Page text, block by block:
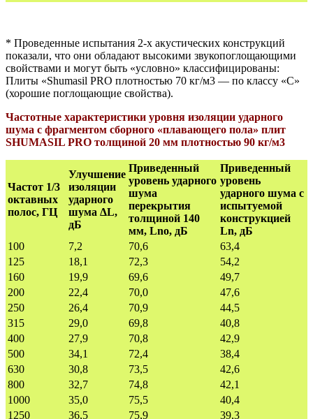
* Проведенные испытания 2-х акустических конструкций
показали, что они обладают высокими звукопоглощающими
свойствами и могут быть «условно» классифицированы:
Плиты «Shumasil PRO плотностью 70 кг/м3 — по классу «С»
(хорошие поглощающие свойства).
Частотные характеристики уровня изоляции ударного
шума с фрагментом сборного «плавающего пола» плит
SHUMASIL PRO толщиной 20 мм плотностью 90 кг/м3
Частот 1/3
октавных
полос, ГЦ
Улучшение
изоляции
ударного
шума ΔL,
дБ
Приведенный
уровень ударного
шума
перекрытия
толщиной 140
мм, Lnо, дБ
Приведенный
уровень
ударного шума с
испытуемой
конструкцией
Ln, дБ
100
7,2 70,6
63,4
125
18,1 72,3
54,2
160
19,9 69,6
49,7
200
22,4 70,0
47,6
250
26,4 70,9
44,5
315
29,0 69,8
40,8
400
27,9 70,8
42,9
500
34,1 72,4
38,4
630
30,8 73,5
42,6
800
32,7 74,8
42,1
1000
35,0 75,5
40,4
1250
36,5 75,9
39,3